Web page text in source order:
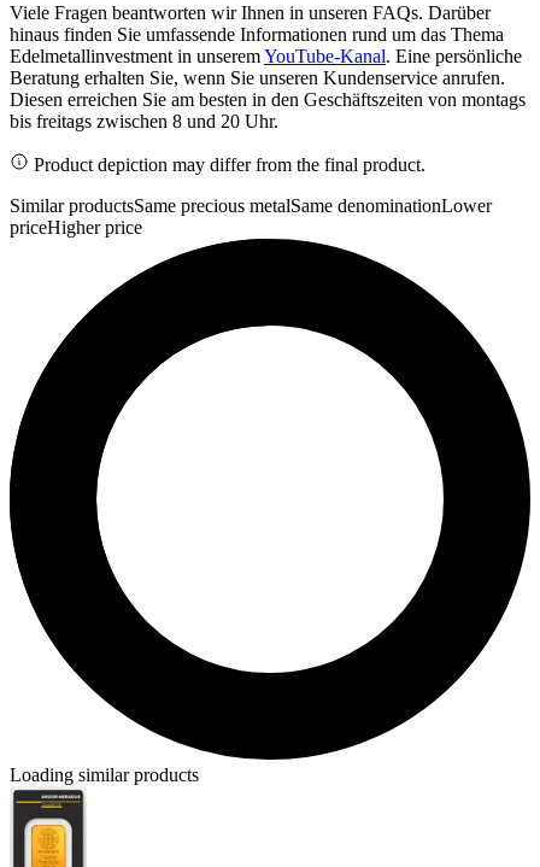
Viele Fragen beantworten wir Ihnen in unseren FAQs. Darüber
hinaus finden Sie umfassende Informationen rund um das Thema
Edelmetallinvestment in unseremYouTube-Kanal. Eine persönliche
Beratung erhalten Sie, wenn Sie unseren Kundenservice anrufen.
Diesen erreichen Sie am besten in den Geschäftszeiten von montags
bis freitags zwischen 8 und 20 Uhr.
Product depiction may differ from the final product.
Similar productsSame precious metalSame denominationLower
priceHigher price
Loading similar products